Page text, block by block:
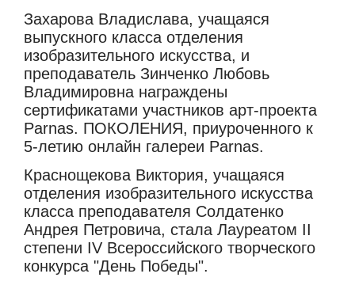
Захарова Владислава, учащаяся
выпускного класса отделения
изобразительного искусства, и
преподаватель Зинченко Любовь
Владимировна награждены
сертификатами участников арт-проекта
Parnas. ПОКОЛЕНИЯ, приуроченного к
5-летию онлайн галереи Parnas.
Краснощекова Виктория, учащаяся
отделения изобразительного искусства
класса преподавателя Солдатенко
Андрея Петровича, стала Лауреатом II
степени IV Всероссийского творческого
конкурса "День Победы".